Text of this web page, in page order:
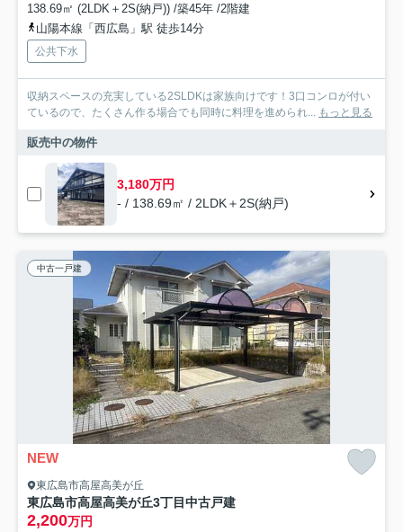
138.69㎡ (2LDK＋2S(納戸)) /築45年 /2階建
山陽本線「西広島」駅 徒歩14分
公共下水
収納スペースの充実している2SLDKは家族向けです！3口コンロが付い
ているので、たくさん作る場合でも同時に料理を進められ... もっと見る
販売中の物件
3,180万円
- / 138.69㎡ / 2LDK＋2S(納戸)
中古一戸建
NEW
東広島市高屋高美が丘
東広島市高屋高美が丘3丁目中古戸建
2,200万円